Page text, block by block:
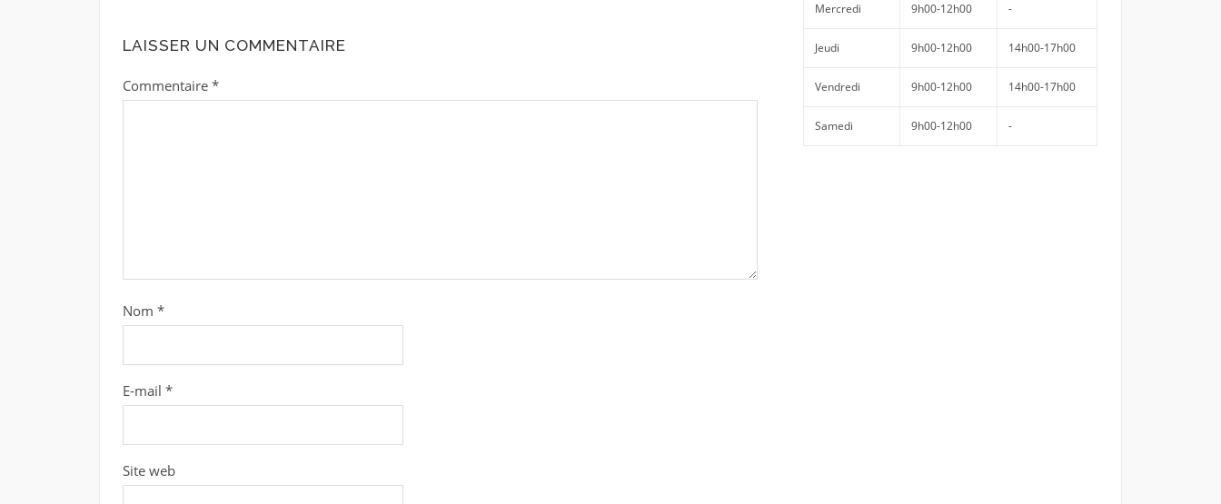
LAISSER UN COMMENTAIRE
Commentaire *
Nom *
E-mail *
Site web
Mercredi 9h00-12h00 -
Jeudi 9h00-12h00 14h00-17h00
Vendredi 9h00-12h00 14h00-17h00
Samedi 9h00-12h00 -